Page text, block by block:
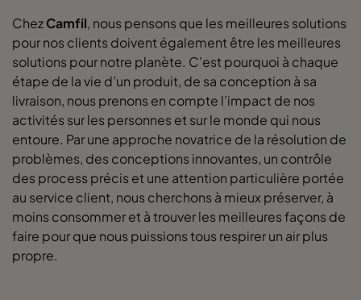
ChezCamfil, nous pensons que les meilleures solutions
pour nos clients doivent également être les meilleures
solutions pour notre planète. C’est pourquoi à chaque
étape de la vie d’un produit, de sa conception à sa
livraison, nous prenons en compte l’impact de nos
activités sur les personnes et sur le monde qui nous
entoure. Par une approche novatrice de la résolution de
problèmes, des conceptions innovantes, un contrôle
des process précis et une attention particulière portée
au service client, nous cherchons à mieux préserver, à
moins consommer et à trouver les meilleures façons de
faire pour que nous puissions tous respirer un air plus
propre.